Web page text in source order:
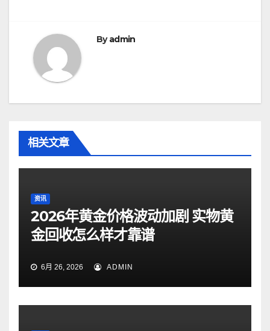
Byadmin
相关文章
资讯
2026年黄金价格波动加剧 实物黄
金回收怎么样才靠谱
6月 26, 2026 ADMIN